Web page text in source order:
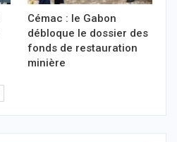
Cémac : le Gabon
débloque le dossier des
fonds de restauration
minière